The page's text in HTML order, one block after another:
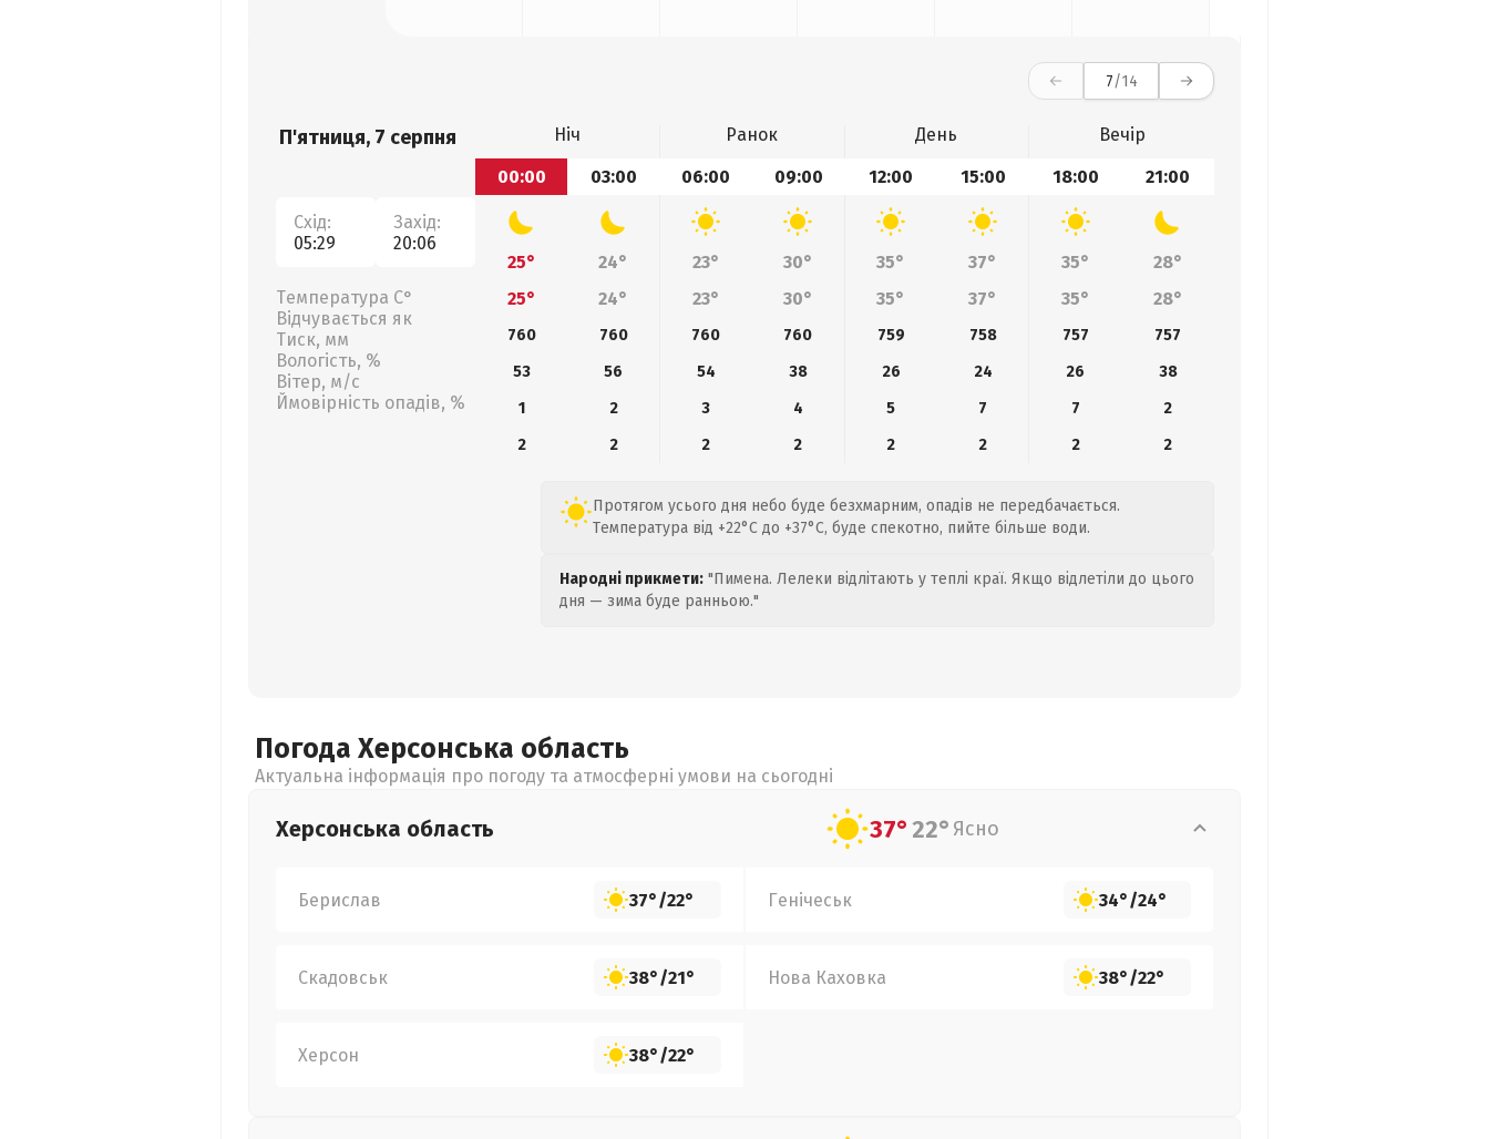
7/14
П'ятниця, 7 серпня
Схід:
05:29
Захід:
20:06
Температура С°
Відчувається як
Тиск, мм
Вологість, %
Вітер, м/с
Ймовірність опадів, %
Ніч Ранок День
Вечір
00:00
03:00 06:00 09:00 12:00 15:00 18:00 21:00
25° 24° 23° 30° 35° 37° 35°
28°
25°
24° 23° 30° 35° 37° 35° 28°
760 760 760 760 759 758 757
757
53
56 54 38 26 24 26
38
1
2 3 4 5 7 7
2
2
2 2 2 2 2 2 2
Протягом усього дня небо буде безхмарним, опадів не передбачається.
Температура від +22°C до +37°C, буде спекотно, пийте більше води.
Народні прикмети: "Пимена. Лелеки відлітають у теплі краї. Якщо відлетіли до цього
дня — зима буде ранньою."
Погода Херсонська область
Актуальна інформація про погоду та атмосферні умови на сьогодні
Херсонська область 37°22° Ясно
Берислав 37°/22° Генічеськ 34°/24°
Скадовськ 38°/21° Нова Каховка 38°/22°
Херсон 38°/22°